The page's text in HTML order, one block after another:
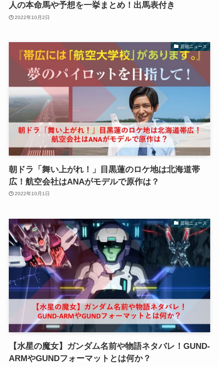
人の本命馬や予想を一挙まとめ！出馬表付き
2022年10月2日
芸能ニュース
朝ドラ「舞い上がれ！」目黒蓮のロケ地は北海道帯
広！航空会社はANAがモデルで原作は？
2022年10月1日
芸能ニュース
【水星の魔女】ガンダム名前や物語ネタバレ！GUND-
ARMやGUNDフォーマットとは何か？